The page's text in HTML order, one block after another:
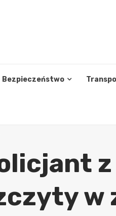
Bezpieczeństwo
z
w